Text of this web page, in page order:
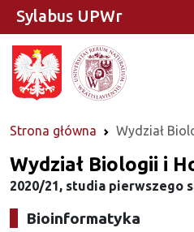
Strona główna
Wydział
Sylabus UPWr
Wydział Biologii i
2020/21, studia pierwszego
Bioinformatyka